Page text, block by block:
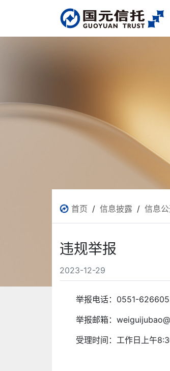
首页 / 信息披露 / 信息
违规举报
2023-12-29
举报电话：0551-
举报邮箱：
受理时间：工作日上午